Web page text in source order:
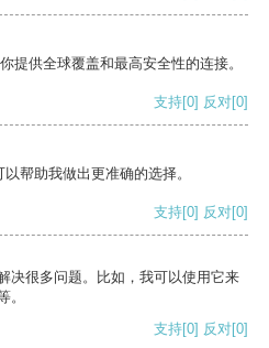
提供全球覆盖和最高安全性的连接。
支持[0] 反对[0]
帮助我做出更准确的选择。
支持[0] 反对[0]
决很多问题。比如，我可以使用它来
。
支持[0] 反对[0]